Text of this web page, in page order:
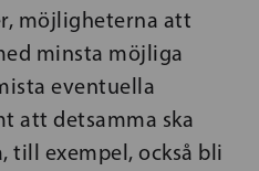
möjligheterna att
minsta möjliga
eventuella
att detsamma ska
till exempel, också bli